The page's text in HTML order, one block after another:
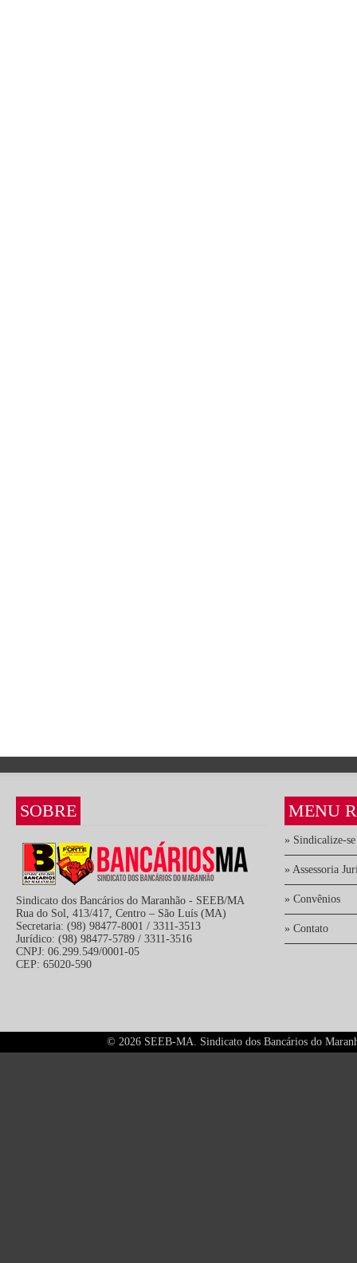
SOBRE
Sindicato dos Bancários do Maranhão - SEEB/MA
Rua do Sol, 413/417, Centro – São Luís (MA)
Secretaria: (98) 98477-8001 / 3311-3513
Jurídico: (98) 98477-5789 / 3311-3516
CNPJ: 06.299.549/0001-05
CEP: 65020-590
MENU
» Sindicalize-se
» Assessoria
» Convênios
» Contato
© 2026 SEEB-MA. Sindicato dos Bancários do